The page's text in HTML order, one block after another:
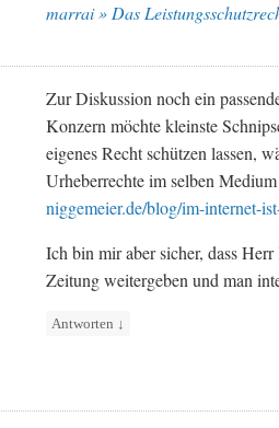
marrai » Das
Zur Diskussion noch ein
Konzern möchte kleinste
eigenes Recht schützen lassen,
Urheberrechte im selben
niggemeier.de/blog/im-internet-
Ich bin mir aber sicher, dass
Zeitung weitergeben und man
Antworten ↓